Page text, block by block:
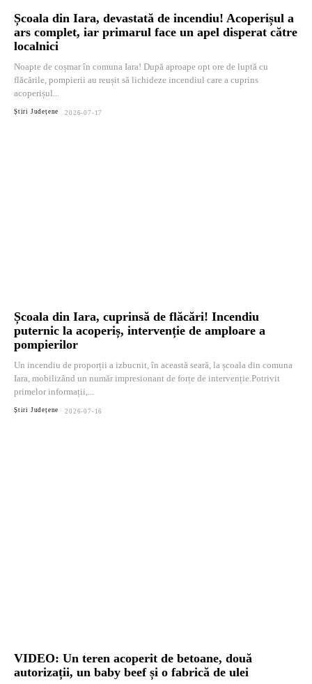
Școala din Iara, devastată de incendiu! Acoperișul a
ars complet, iar primarul face un apel disperat către
localnici
Noapte de coșmar în comuna Iara! După aproape opt ore de luptă cu
flăcările, pompierii au reușit să lichideze incendiul care a cuprins
acoperișul...
Știri Județene 2026-07-17
Școala din Iara, cuprinsă de flăcări! Incendiu
puternic la acoperiș, intervenție de amploare a
pompierilor
Un incendiu de proporții a izbucnit, în această seară, la școala din comuna
Iara, mobilizând un număr impresionant de forțe de intervenție.Potrivit
primelor informații,...
Știri Județene 2026-07-16
VIDEO: Un teren acoperit de betoane, două
autorizații, un baby beef și o fabrică de ulei